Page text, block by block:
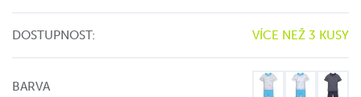
DOSTUPNOST: VÍCE NEŽ 3 KUSY
BARVA